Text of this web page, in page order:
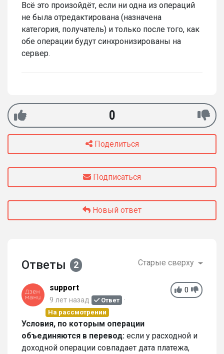
Всё это произойдёт, если ни одна из операций
не была отредактирована (назначена
категория, получатель) и только после того, как
обе операции будут синхронизированы на
сервер.
0
Поделиться
Подписаться
Новый ответ
Ответы 2 Старые сверху
0
support
9 лет назад
Ответ
На рассмотрении
Условия, по которым операции
объединяются в перевод: если у расходной и
доходной операции совпадает дата платежа,